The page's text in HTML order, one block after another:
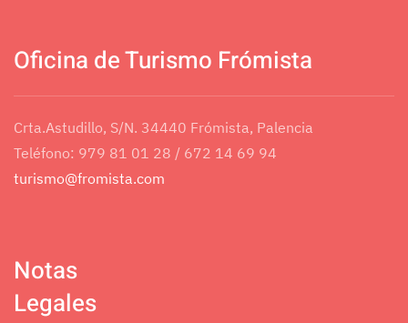
Oficina de Turismo Frómista
Crta.Astudillo, S/N. 34440 Frómista, Palencia
Teléfono: 979 81 01 28 / 672 14 69 94
turismo@fromista.com
Notas
Legales